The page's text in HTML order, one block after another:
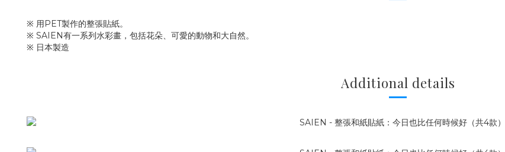
※ 用PET製作的整張貼紙。
※ SAIEN有一系列水彩畫，包括花朵、可愛的動物和大自然。
※ 日本製造
Additional details